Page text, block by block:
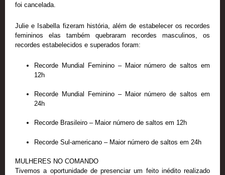
foi cancelada.
Julie e Isabella fizeram história, além de estabelecer os recordes
femininos elas também quebraram recordes masculinos, os
recordes estabelecidos e superados foram:
Recorde Mundial Feminino – Maior número de saltos em
12h
Recorde Mundial Feminino – Maior número de saltos em
24h
Recorde Brasileiro – Maior número de saltos em 12h
Recorde Sul-americano – Maior número de saltos em 24h
MULHERES NO COMANDO
Tivemos a oportunidade de presenciar um feito inédito realizado